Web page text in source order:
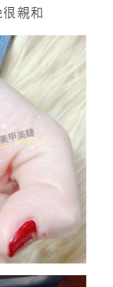
親和